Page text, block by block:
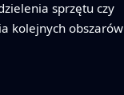
sprzętu czy
kolejnych obszarów